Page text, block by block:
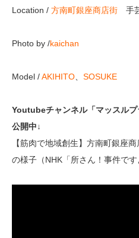
Location / 方南町銀座商店街 手
Photo by /kaichan
Model /AKIHITO SOSUKE
Youtubeチャンネル「マッスル
公開中↓
【筋肉で地域創生】方南町銀座
の様子（NHK「所さん！事件です